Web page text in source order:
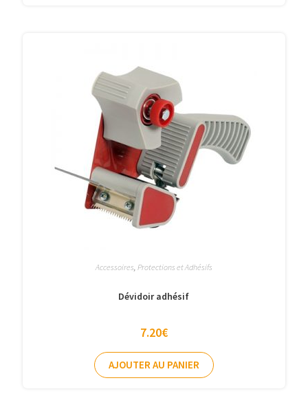
Accessoires Protections et Adhésifs
Dévidoir adhésif
7.20€
AJOUTER AU PANIER